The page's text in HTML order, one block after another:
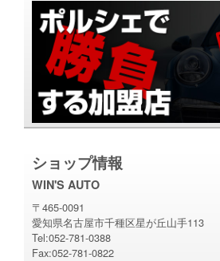
ショップ情報
WIN'S AUTO
〒465-0091
愛知県名古屋市千種区星が丘山手113
Tel:052-781-0388
Fax:052-781-0822